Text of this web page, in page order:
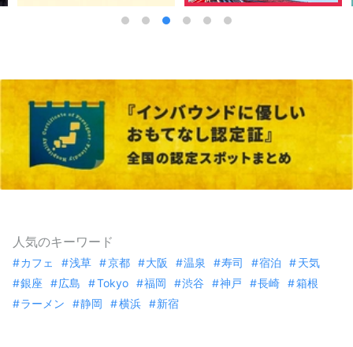
人気のキーワード
カフェ 浅草 京都 大阪 温泉 寿司 宿泊
天気
銀座
広島 Tokyo 福岡 渋谷 神戸 長崎
箱根
ラーメン
静岡 横浜 新宿